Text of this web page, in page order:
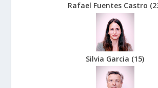
Rafael Fuentes Castro (
Silvia Garcia (15)